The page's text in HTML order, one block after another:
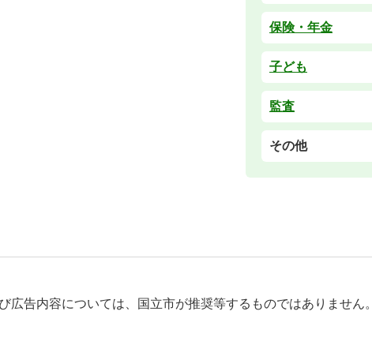
保険・年金
子ども
監査
その他
広告内容については、 国立市が推奨等するものではありません。